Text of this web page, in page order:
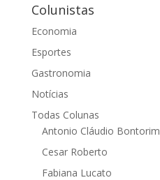
Colunistas
Economia
Esportes
Gastronomia
Notícias
Todas Colunas
Antonio Cláudio Bontorim
Cesar Roberto
Fabiana Lucato